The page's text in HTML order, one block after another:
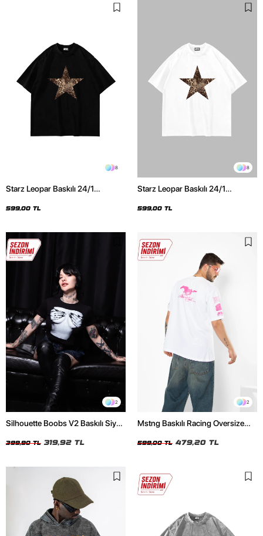
8
Starz Leopar Baskılı 24/1
599,00 TL
8
Starz Leopar Baskılı 24/1
599,00 TL
2
Silhouette Boobs V2 Baskılı Siyah
399,90 TL 319,92 TL
2
Mstng Baskılı Racing Oversize
599,00 TL 479,20 TL